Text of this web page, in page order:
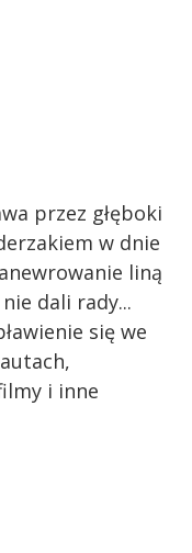
przez głęboki
w dnie
liną
dali rady...
się we
i inne